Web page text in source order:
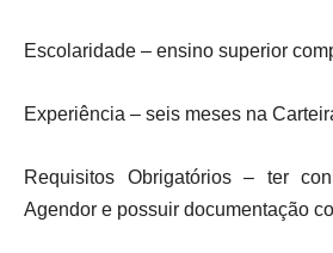
Escolaridade – ensino superior
Experiência – seis meses na
Requisitos Obrigatórios – ter
Agendor e possuir documentação